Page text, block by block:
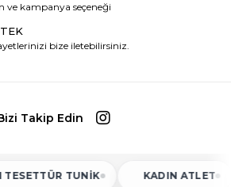
ve kampanya seçeneği
bize iletebilirsiniz.
Takip Edin
TUNIK KADIN ATLET